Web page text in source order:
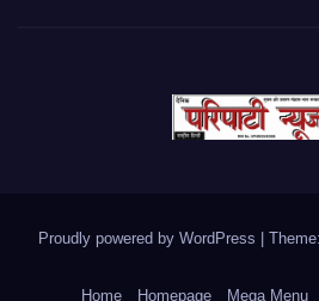
Proudly powered by WordPress
Home Homepage Mega Menu